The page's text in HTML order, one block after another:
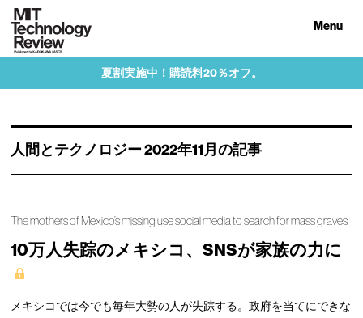
Menu
夏割実施中！購読料20％オフ。
人間とテクノロジー 2022年11月の記事
The mothers of Mexico’s missing use social media to search for mass graves
10万人失踪のメキシコ、SNSが家族の力に
メキシコでは今でも毎年大勢の人が失踪する。政府を当てにできな